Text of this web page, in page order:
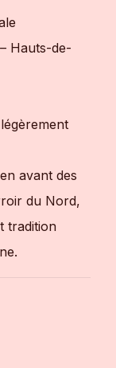
Hauts-de-
avant des
du Nord,
tradition